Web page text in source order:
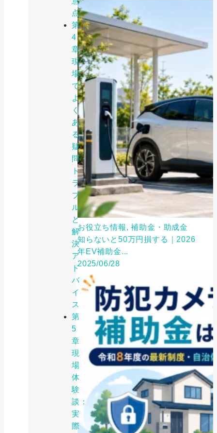
点
第
4
章
現
場
で
よ
く
あ
る
疑
問・
ト
ラ
ブ
ル
と
解
決
ア
ド
バ
イ
ス
第
5
章
現
場
体
験
談：
実
際
お役立ち情報, 補助金・助成金
知らないと50万円損する｜2026
年EV補助金...
2025/06/28